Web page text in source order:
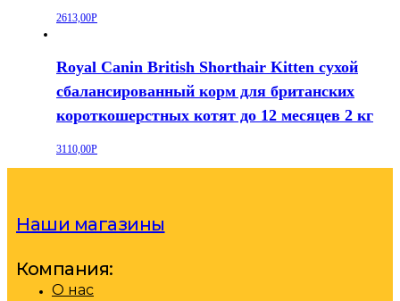
2613,00Р
Royal Canin British Shorthair Kitten сухой
сбалансированный корм для британских
короткошерстных котят до 12 месяцев 2 кг
3110,00Р
Наши магазины
Компания:
О нас